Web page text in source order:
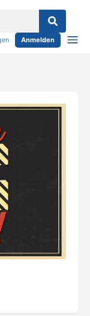
Anmelden